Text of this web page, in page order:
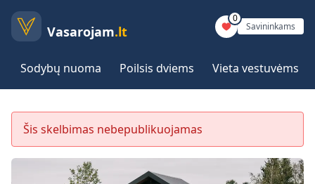
Vasarojam.lt
0
Savininkams
Sodybų nuoma Poilsis dviems Vieta vestuvėms
Šis skelbimas nebepublikuojamas